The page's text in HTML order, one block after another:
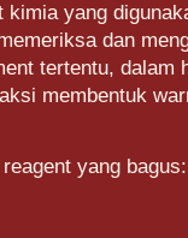
kimia yang
dan
tertentu, dalam
membentuk
yang bagus: